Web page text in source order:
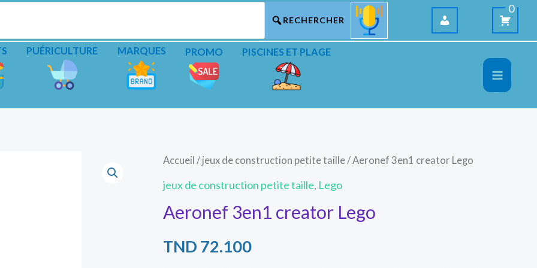
0
PUÉRICULTURE MARQUES PROMO PISCINES ET PLAGE
Accueil / jeux de construction petite taille/ Aeronef 3en1 creator Lego
jeux de construction petite taille, Lego
Aeronef 3en1 creator Lego
TND 72.100